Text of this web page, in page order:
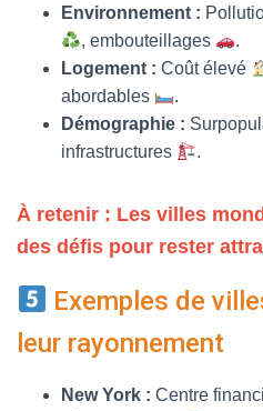
Environnement :
, embouteillages
.
Logement : Coût élevé
abordables
.
Démographie :
infrastructures
.
À retenir : Les villes
des défis pour rester
Exemples de
leur rayonnement
New York : Centre